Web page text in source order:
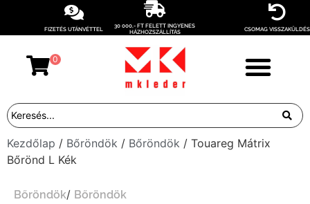
FIZETÉS UTÁNVÉTTEL
30 000,- FT FELETT INGYENES
HÁZHOZSZÁLLÍTÁS
CSOMAG VISSZAKÜLDÉS
0
Kezdőlap / Bőröndök / Bőröndök / Touareg Mátrix
Bőrönd L Kék
Bőröndök/ Bőröndök